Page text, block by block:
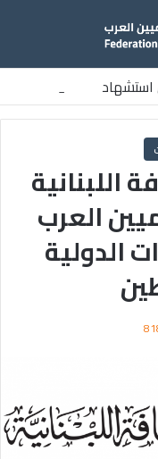
استشهاد
وسط قطاع غزة
اللبنانية
العرب
الدولية